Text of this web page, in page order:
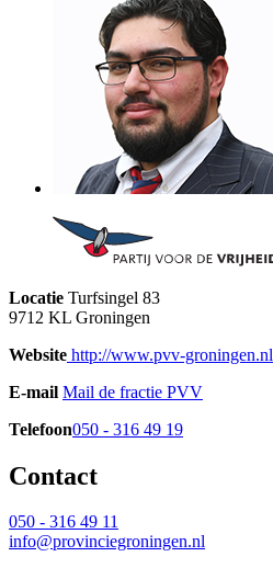
Locatie Turfsingel 83
9712 KL Groningen
Website http://www.pvv-groningen.nl
E-mail Mail de fractie PVV
Telefoon050 - 316 49 19
Contact
050 - 316 49 11
info@provinciegroningen.nl